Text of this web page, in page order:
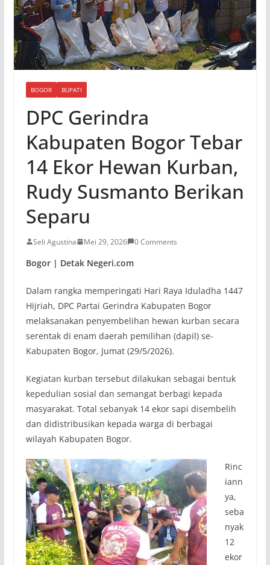
BOGOR BUPATI
DPC Gerindra
Kabupaten Bogor Tebar
14 Ekor Hewan Kurban,
Rudy Susmanto Berikan
Separu
Seli Agustina Mei 29, 2026 0 Comments
Bogor | Detak Negeri.com
Dalam rangka memperingati Hari Raya Iduladha 1447
Hijriah, DPC Partai Gerindra Kabupaten Bogor
melaksanakan penyembelihan hewan kurban secara
serentak di enam daerah pemilihan (dapil) se-
Kabupaten Bogor, Jumat (29/5/2026).
Kegiatan kurban tersebut dilakukan sebagai bentuk
kepedulian sosial dan semangat berbagi kepada
masyarakat. Total sebanyak 14 ekor sapi disembelih
dan didistribusikan kepada warga di berbagai
wilayah Kabupaten Bogor.
Rinc
iann
ya,
seba
nyak
12
ekor